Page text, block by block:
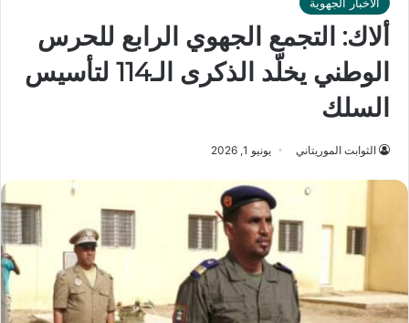
ألاك: التجمع الجهوي الرابع للحرس
الوطني يخلّد الذكرى الـ114 لتأسيس
السلك
الثوابت الموريتاني يونيو 1, 2026